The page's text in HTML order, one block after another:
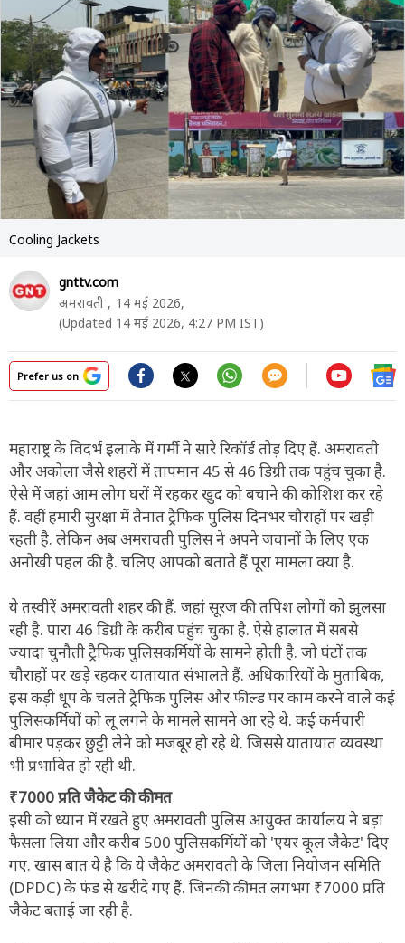
Cooling Jackets
gnttv.com
अमरावती , 14 मई 2026,
(Updated 14 मई 2026, 4:27 PM IST)
Prefer us on
महाराष्ट्र के विदर्भ इलाके में गर्मी ने सारे रिकॉर्ड तोड़ दिए हैं. अमरावती
और अकोला जैसे शहरों में तापमान 45 से 46 डिग्री तक पहुंच चुका है.
ऐसे में जहां आम लोग घरों में रहकर खुद को बचाने की कोशिश कर रहे
हैं. वहीं हमारी सुरक्षा में तैनात ट्रैफिक पुलिस दिनभर चौराहों पर खड़ी
रहती है. लेकिन अब अमरावती पुलिस ने अपने जवानों के लिए एक
अनोखी पहल की है. चलिए आपको बताते हैं पूरा मामला क्या है.
ये तस्वीरें अमरावती शहर की हैं. जहां सूरज की तपिश लोगों को झुलसा
रही है. पारा 46 डिग्री के करीब पहुंच चुका है. ऐसे हालात में सबसे
ज्यादा चुनौती ट्रैफिक पुलिसकर्मियों के सामने होती है. जो घंटों तक
चौराहों पर खड़े रहकर यातायात संभालते हैं. अधिकारियों के मुताबिक,
इस कड़ी धूप के चलते ट्रैफिक पुलिस और फील्ड पर काम करने वाले कई
पुलिसकर्मियों को लू लगने के मामले सामने आ रहे थे. कई कर्मचारी
बीमार पड़कर छुट्टी लेने को मजबूर हो रहे थे. जिससे यातायात व्यवस्था
भी प्रभावित हो रही थी.
₹7000 प्रति जैकेट की कीमत
इसी को ध्यान में रखते हुए अमरावती पुलिस आयुक्त कार्यालय ने बड़ा
फैसला लिया और करीब 500 पुलिसकर्मियों को 'एयर कूल जैकेट' दिए
गए. खास बात ये है कि ये जैकेट अमरावती के जिला नियोजन समिति
(DPDC) के फंड से खरीदे गए हैं. जिनकी कीमत लगभग ₹7000 प्रति
जैकेट बताई जा रही है.